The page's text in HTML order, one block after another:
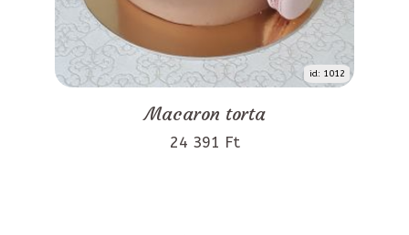
id: 1012
Macaron torta
24 391 Ft